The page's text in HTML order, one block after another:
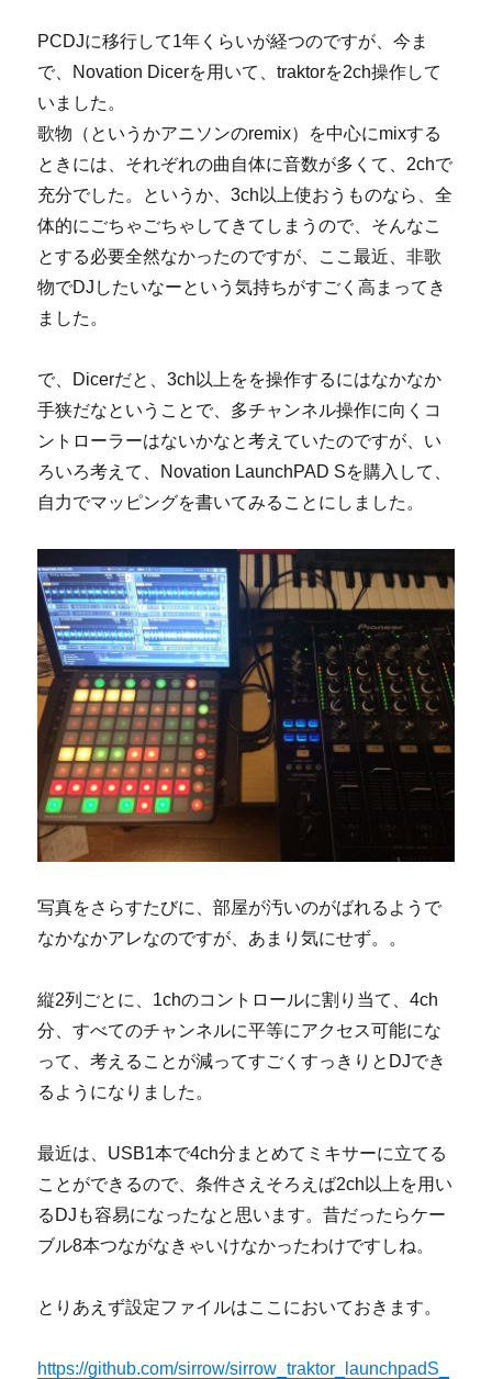
を
目
nextream
を
nextream
extend
と
し
て
再
す。
に
PCDJに移行して1年くらいが経つのですが、今ま
で、Novation Dicerを用いて、traktorを2ch操作して
いました。
歌物（というかアニソンのremix）を中心にmixする
ときには、それぞれの曲自体に音数が多くて、2chで
充分でした。というか、3ch以上使おうものなら、全
体的にごちゃごちゃしてきてしまうので、そんなこ
とする必要全然なかったのですが、ここ最近、非歌
物でDJしたいなーという気持ちがすごく高まってき
ました。
で、Dicerだと、3ch以上をを操作するにはなかなか
手狭だなということで、多チャンネル操作に向くコ
ントローラーはないかなと考えていたのですが、い
ろいろ考えて、Novation LaunchPAD Sを購入して、
自力でマッピングを書いてみることにしました。
写真をさらすたびに、部屋が汚いのがばれるようで
なかなかアレなのですが、あまり気にせず。。
縦2列ごとに、1chのコントロールに割り当て、4ch
分、すべてのチャンネルに平等にアクセス可能にな
って、考えることが減ってすごくすっきりとDJでき
るようになりました。
最近は、USB1本で4ch分まとめてミキサーに立てる
ことができるので、条件さえそろえば2ch以上を用い
るDJも容易になったなと思います。昔だったらケー
ブル8本つながなきゃいけなかったわけですしね。
とりあえず設定ファイルはここにおいておきます。
https://github.com/sirrow/sirrow_traktor_launchpadS_